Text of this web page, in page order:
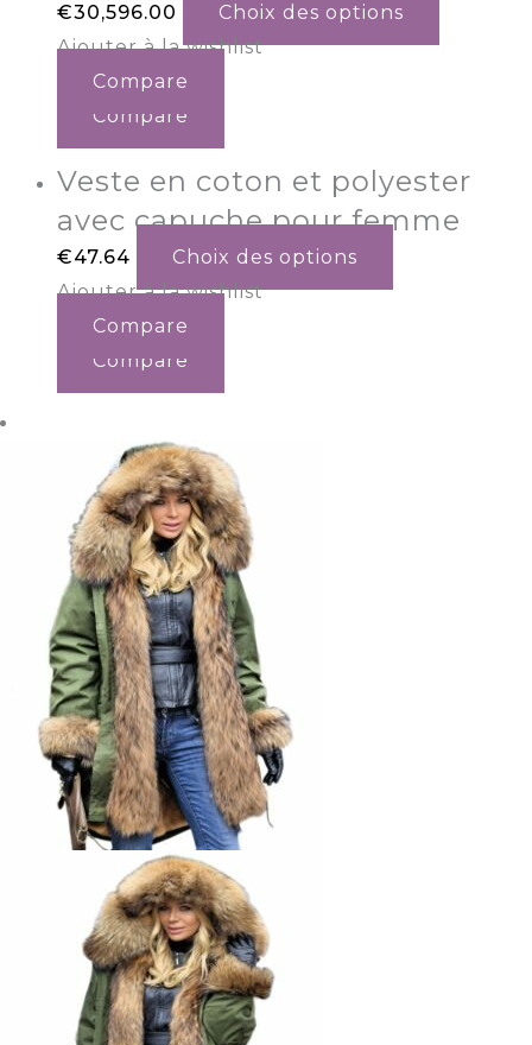
€30,596.00
Choix des options
Ajouter à la wishlist
Compare
Compare
Veste en coton et polyester
avec capuche pour femme
€47.64
Choix des options
Ajouter à la wishlist
Compare
Compare